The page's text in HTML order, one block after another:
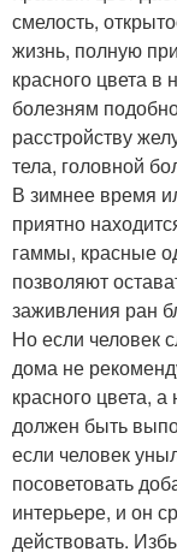
смелость,
жизнь, полную
красного цвета
болезням
расстройству
тела, головной
В зимнее время
приятно
гаммы, красные
позволяют
заживления ран
Но если человек
дома не
красного цвета,
должен быть
если человек
посоветовать
интерьере, и он
действовать.